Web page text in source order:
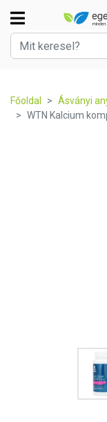
Főoldal Ásványi
WTN Kalcium